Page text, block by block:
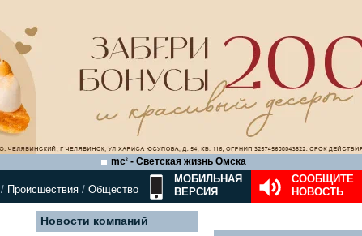
mc2 - Светская жизнь Омска
/ Происшествия / Общество
СООБЩИТЕ
НОВОСТЬ
МОБИЛЬНАЯ
ВЕРСИЯ
Новости компаний